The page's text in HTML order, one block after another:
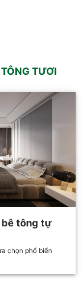
TƯƠI
bê tông tự
chọn phổ biến